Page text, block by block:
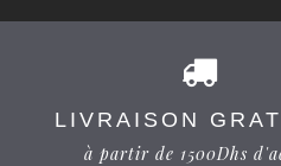
LIVRAISON
à partir de 1500Dhs